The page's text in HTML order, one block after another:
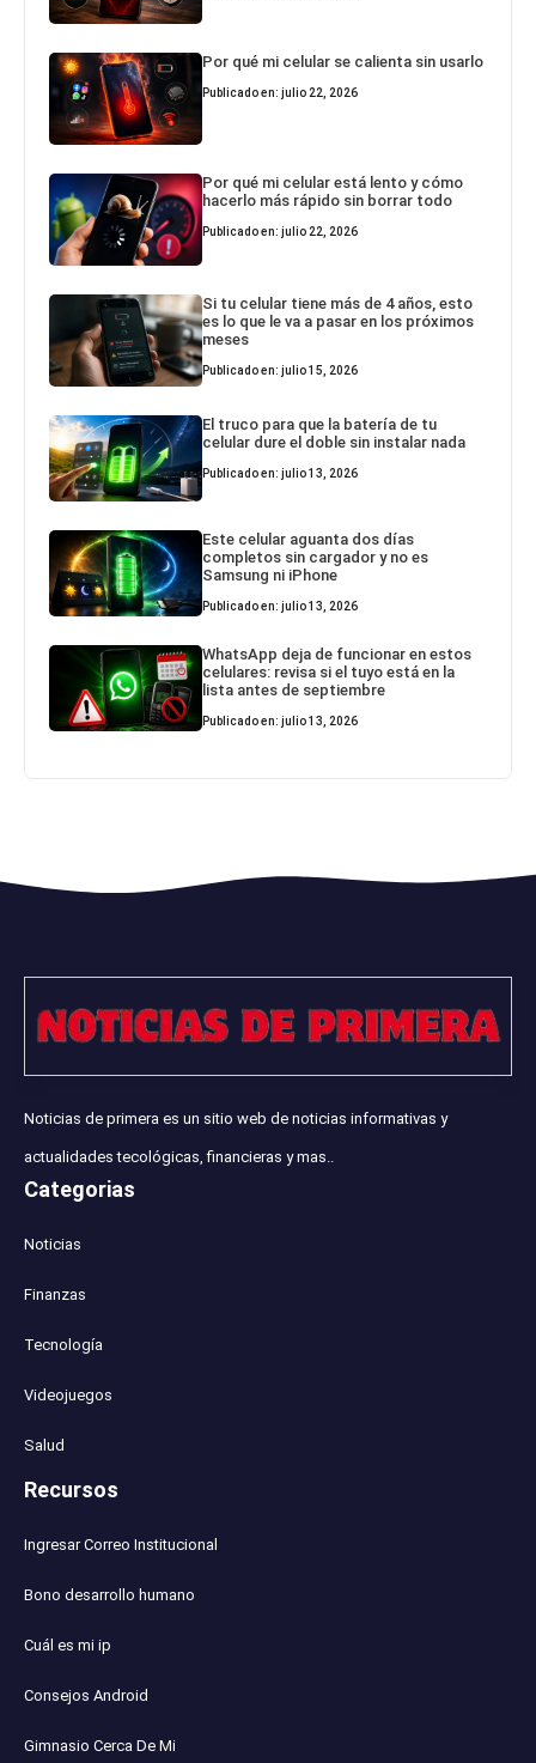
Por qué mi celular se calienta sin usarlo
Publicado en: julio 22, 2026
Por qué mi celular está lento y cómo
hacerlo más rápido sin borrar todo
Publicado en: julio 22, 2026
Si tu celular tiene más de 4 años, esto
es lo que le va a pasar en los próximos
meses
Publicado en: julio 15, 2026
El truco para que la batería de tu
celular dure el doble sin instalar nada
Publicado en: julio 13, 2026
Este celular aguanta dos días
completos sin cargador y no es
Samsung ni iPhone
Publicado en: julio 13, 2026
WhatsApp deja de funcionar en estos
celulares: revisa si el tuyo está en la
lista antes de septiembre
Publicado en: julio 13, 2026
Noticias de primera es un sitio web de noticias informativas y
actualidades tecológicas, financieras y mas..
Categorias
Noticias
Finanzas
Tecnología
Videojuegos
Salud
Recursos
Ingresar Correo Institucional
Bono desarrollo humano
Cuál es mi ip
Consejos Android
Gimnasio Cerca De Mi